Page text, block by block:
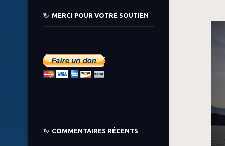
MERCI POUR VOTRE SOUTIEN
COMMENTAIRES RÉCENTS